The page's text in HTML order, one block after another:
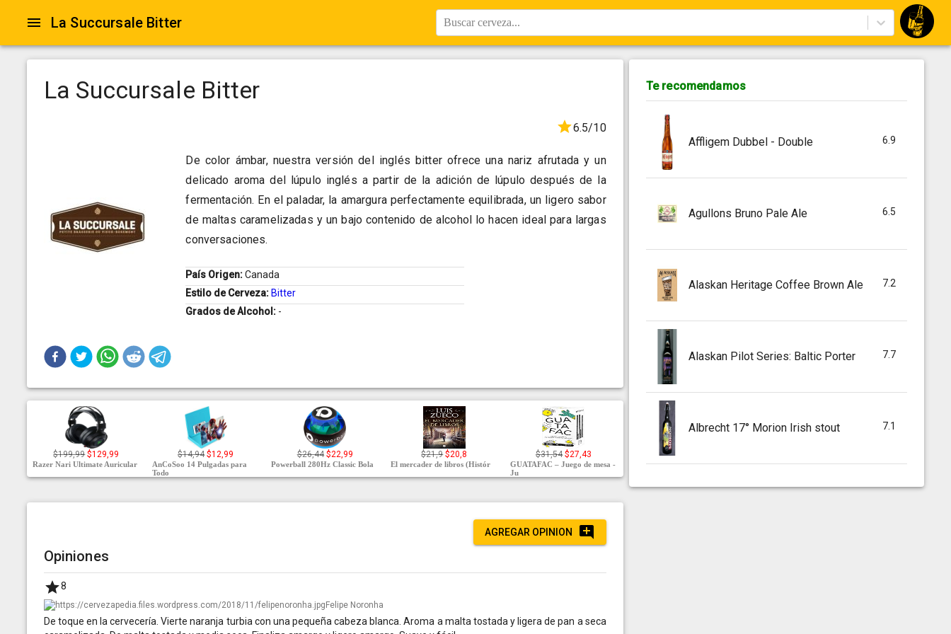
La Succursale Bitter Buscar cerveza...
La Succursale Bitter
6.5/10
De color ámbar, nuestra versión del inglés bitter ofrece una nariz afrutada y un
delicado aroma del lúpulo inglés a partir de la adición de lúpulo después de la
fermentación. En el paladar, la amargura perfectamente equilibrada, un ligero sabor
de maltas caramelizadas y un bajo contenido de alcohol lo hacen ideal para largas
conversaciones.
País Origen:Canada
Estilo de Cerveza: Bitter
Grados de Alcohol: -
$199,99 $129,99
Razer Nari Ultimate Auricular
$14,94 $12,99
AnCoSoo 14 Pulgadas para
Todo
$26,44 $22,99
Powerball 280Hz Classic Bola
$21,9 $20,8
El mercader de libros (Histór
$31,54 $27,43
GUATAFAC – Juego de mesa -
Ju
AGREGAR OPINION
Opiniones
8
Felipe Noronha
De toque en la cervecería. Vierte naranja turbia con una pequeña cabeza blanca. Aroma a malta tostada y ligera de pan a seca
Te recomendamos
Affligem Dubbel - Double 6.9
Agullons Bruno Pale Ale 6.5
Alaskan Heritage Coffee Brown Ale 7.2
Alaskan Pilot Series: Baltic Porter 7.7
Albrecht 17° Morion Irish stout 7.1